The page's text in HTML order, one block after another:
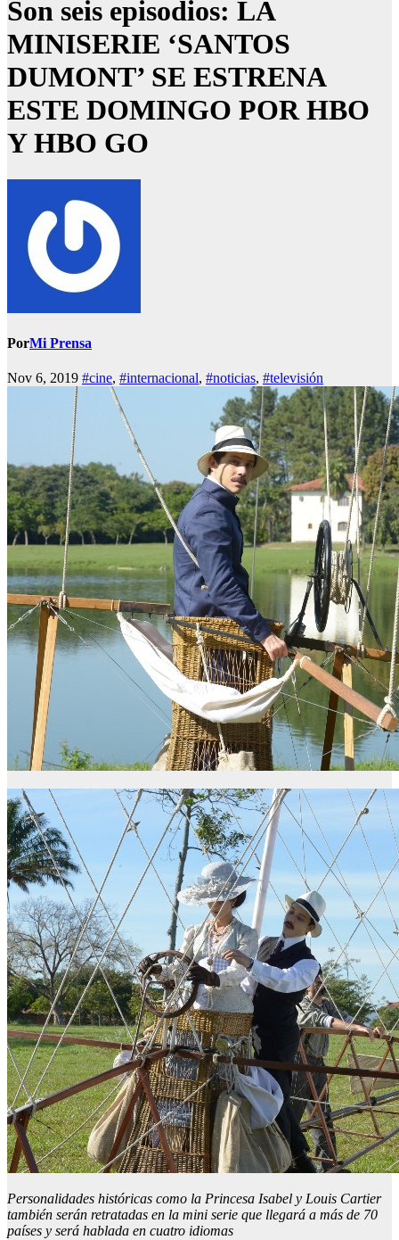
Son seis episodios: LA
MINISERIE ‘SANTOS
DUMONT’ SE ESTRENA
ESTE DOMINGO POR HBO
Y HBO GO
PorMi Prensa
Nov 6, 2019 #cine, #internacional, #noticias, #televisión
Personalidades históricas como la Princesa Isabel y Louis Cartier
también serán retratadas en la mini serie que llegará a más de 70
países y será hablada en cuatro idiomas